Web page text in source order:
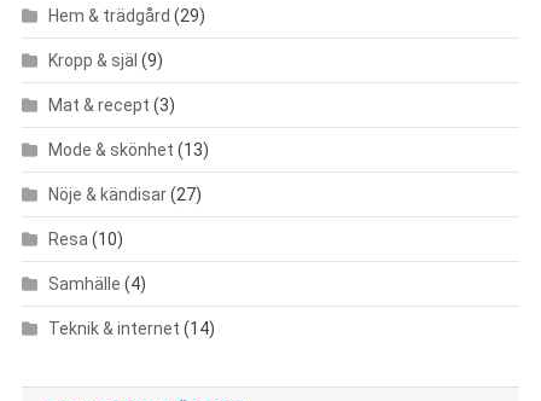
Hem & trädgård (29)
Kropp & själ (9)
Mat & recept (3)
Mode & skönhet (13)
Nöje & kändisar(27)
Resa (10)
Samhälle (4)
Teknik & internet (14)